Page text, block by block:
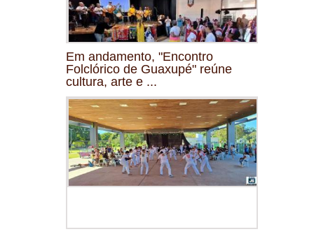
Em andamento, "Encontro
Folclórico de Guaxupé" reúne
cultura, arte e ...